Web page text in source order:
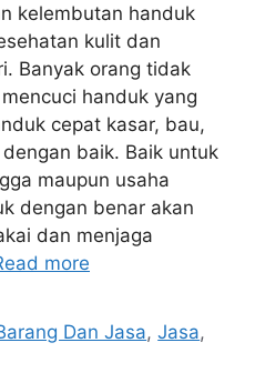
kelembutan handuk
kulit dan
Banyak orang tidak
handuk yang
cepat kasar, bau,
baik. Baik untuk
maupun usaha
dengan benar akan
dan menjaga
more
Dan Jasa,Jasa,